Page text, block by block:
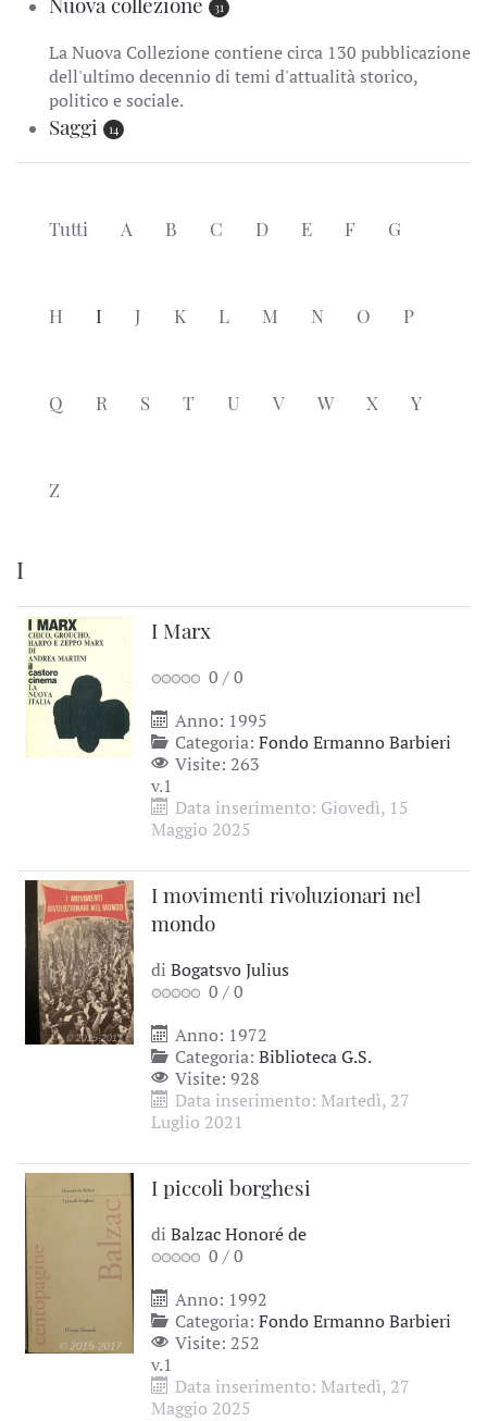
31
La Nuova Collezione contiene circa 130 pubblicazione
dell'ultimo decennio di temi d'attualità storico,
politico e sociale.
Saggi 14
Tutti A B C D E F G
H I J K L M N O P
Q R S T U V W X Y
Z
I
I Marx
0 /0
Anno: 1995
Categoria: Fondo Ermanno Barbieri
Visite: 263
v.1
Data inserimento: Giovedì, 15
Maggio 2025
I movimenti rivoluzionari nel
mondo
di Bogatsvo Julius
0 /0
Anno: 1972
Categoria: Biblioteca G.S.
Visite: 928
Data inserimento: Martedì, 27
Luglio 2021
I piccoli borghesi
di Balzac Honoré de
0 /0
Anno: 1992
Categoria: Fondo Ermanno Barbieri
Visite: 252
v.1
Data inserimento: Martedì, 27
Maggio 2025